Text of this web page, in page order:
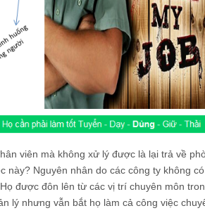
viên mà không xử lý được là lại trả về
này? Nguyên nhân do các công ty không
được đôn lên từ các vị trí chuyên môn
lý nhưng vẫn bắt họ làm cả công việc